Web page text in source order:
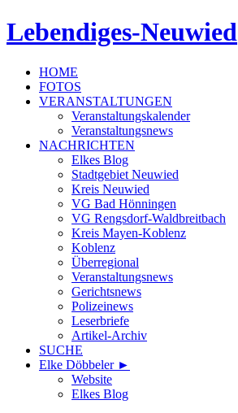
Lebendiges-Neuwied
HOME
FOTOS
VERANSTALTUNGEN
Veranstaltungskalender
Veranstaltungsnews
NACHRICHTEN
Elkes Blog
Stadtgebiet Neuwied
Kreis Neuwied
VG Bad Hönningen
VG Rengsdorf-Waldbreitbach
Kreis Mayen-Koblenz
Koblenz
Überregional
Veranstaltungsnews
Gerichtsnews
Polizeinews
Leserbriefe
Artikel-Archiv
SUCHE
Elke Döbbeler ►
Website
Elkes Blog